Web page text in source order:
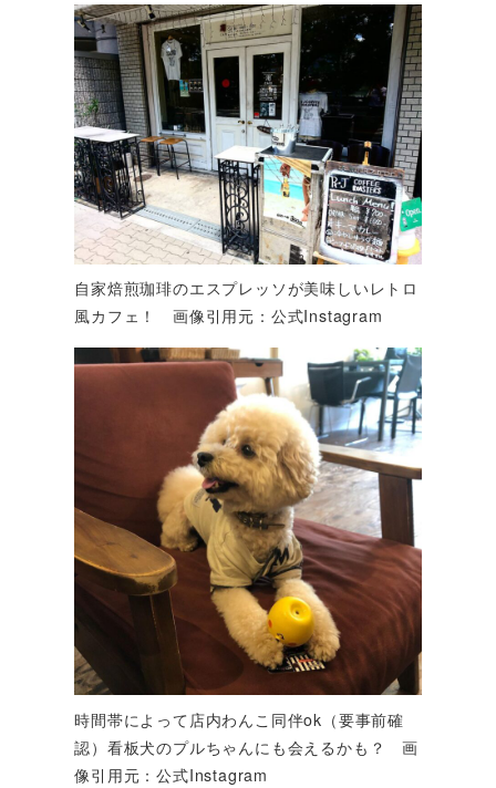
自家焙煎珈琲のエスプレッソが美味しいレトロ
風カフェ！ 画像引用元：公式Instagram
時間帯によって店内わんこ同伴ok（要事前確
認）看板犬のプルちゃんにも会えるかも？ 画
像引用元：公式Instagram